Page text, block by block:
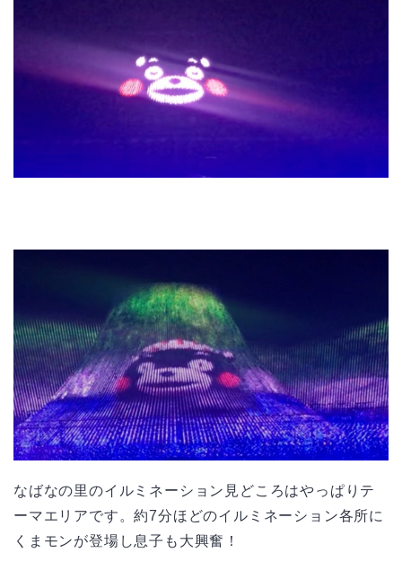
なばなの里のイルミネーション見どころはやっぱりテ
ーマエリアです。約7分ほどのイルミネーション各所に
くまモンが登場し息子も大興奮！